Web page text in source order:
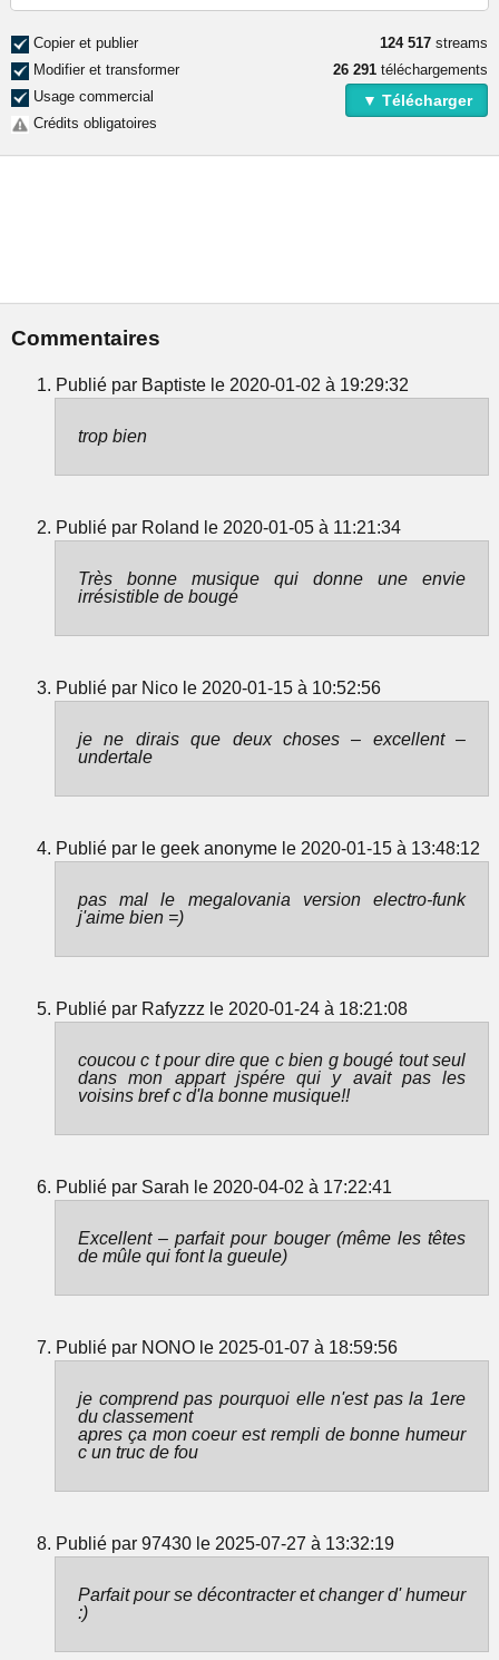
Copier et publier
Modifier et transformer
Usage commercial
Crédits obligatoires
124 517 streams
26 291 téléchargements
▼ Télécharger
Commentaires
Publié par Baptiste le 2020-01-02 à 19:29:32
trop bien
Publié par Roland le 2020-01-05 à 11:21:34
Très bonne musique qui donne une envie
irrésistible de bougé
Publié par Nico le 2020-01-15 à 10:52:56
je ne dirais que deux choses – excellent –
undertale
Publié par le geek anonyme le 2020-01-15 à 13:48:12
pas mal le megalovania version electro-funk
j'aime bien =)
Publié par Rafyzzz le 2020-01-24 à 18:21:08
coucou c t pour dire que c bien g bougé tout seul
dans mon appart jspére qui y avait pas les
voisins bref c d'la bonne musique!!
Publié par Sarah le 2020-04-02 à 17:22:41
Excellent – parfait pour bouger (même les têtes
de mûle qui font la gueule)
Publié par NONO le 2025-01-07 à 18:59:56
je comprend pas pourquoi elle n'est pas la 1ere
du classement
apres ça mon coeur est rempli de bonne humeur
c un truc de fou
Publié par 97430 le 2025-07-27 à 13:32:19
Parfait pour se décontracter et changer d' humeur
:)